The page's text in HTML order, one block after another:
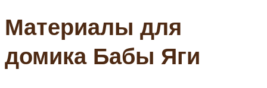
Материалы для
домика Бабы Яги